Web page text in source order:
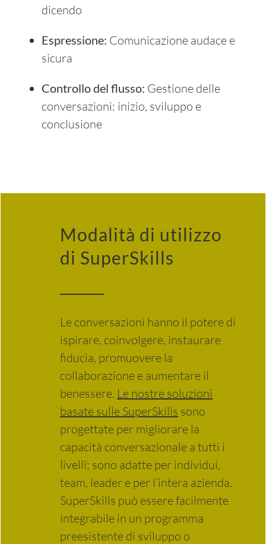
dicendo
Espressione: Comunicazione audace e
sicura
Controllo del flusso: Gestione delle
conversazioni: inizio, sviluppo e
conclusione
Modalità di utilizzo
di SuperSkills
Le conversazioni hanno il potere di
ispirare, coinvolgere, instaurare
fiducia, promuovere la
collaborazione e aumentare il
benessere. Le nostre soluzioni
basate sulle SuperSkills sono
progettate per migliorare la
capacità conversazionale a tutti i
livelli; sono adatte per individui,
team, leader e per l’intera azienda.
SuperSkills può essere facilmente
integrabile in un programma
preesistente di sviluppo o